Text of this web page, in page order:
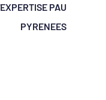
PAU
PYRENEES